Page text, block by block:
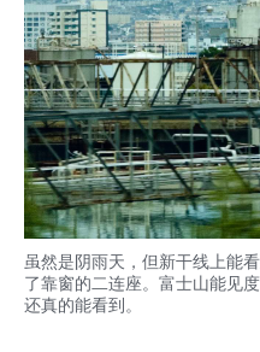
虽然是阴雨天，但新干线上能
了靠窗的二连座。富士山能见
还真的能看到。